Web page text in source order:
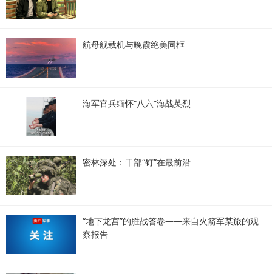
航母舰载机与晚霞绝美同框
海军官兵缅怀“八六”海战英烈
密林深处：干部“钉”在最前沿
“地下龙宫”的胜战答卷——来自火箭军某旅的观
察报告